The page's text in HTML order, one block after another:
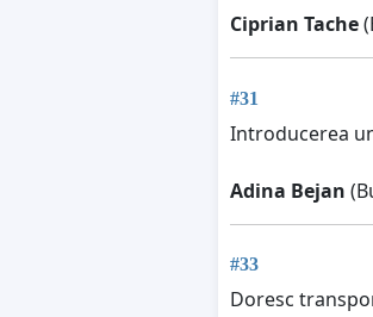
Ciprian Tache
#31
Introducerea
Adina Bejan
#33
Doresc